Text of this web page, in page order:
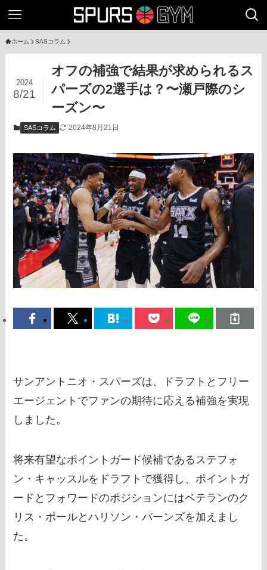
ホーム SASコラム
オフの補強で結果が求められるス
パーズの2選手は？〜瀬戸際のシ
ーズン〜
2024
8/21
SASコラム 2024年8月21日
サンアントニオ・スパーズは、ドラフトとフリー
エージェントでファンの期待に応える補強を実現
しました。
将来有望なポイントガード候補であるステフォ
ン・キャッスルをドラフトで獲得し、ポイントガ
ードとフォワードのポジションにはベテランのク
リス・ポールとハリソン・バーンズを加えまし
た。